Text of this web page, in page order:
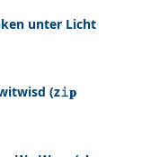
unter Licht
(z𝚒𝐩